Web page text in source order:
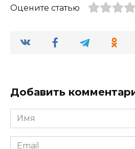
Оцените статью
Добавить
Имя
*
Email